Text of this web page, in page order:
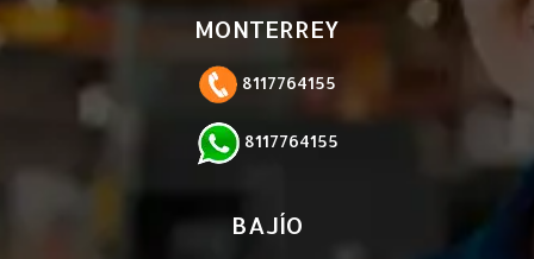
MONTERREY
8117764155
8117764155
BAJÍO